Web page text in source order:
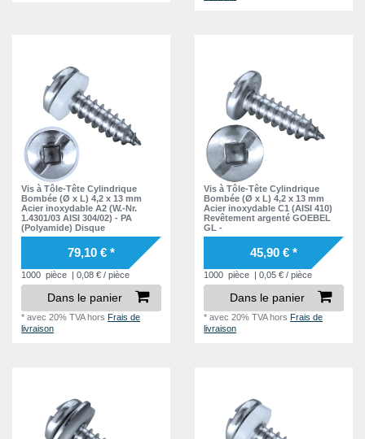
Vis à Tôle-Tête Cylindrique
Bombée (Ø x L) 4,2 x 13 mm
Acier inoxydable A2 (W.-Nr.
1.4301/03 AISI 304/02) - PA
(Polyamide) Disque
79,10 € *
1000 pièce | 0,08 € / pièce
Dans le panier
*avec 20% TVAhorsFrais de
livraison
Vis à Tôle-Tête Cylindrique
Bombée (Ø x L) 4,2 x 13 mm
Acier inoxydable C1 (AISI 410)
Revêtement argenté GOEBEL
GL -
45,90 € *
1000 pièce | 0,05 € / pièce
Dans le panier
*avec 20% TVAhorsFrais de
livraison